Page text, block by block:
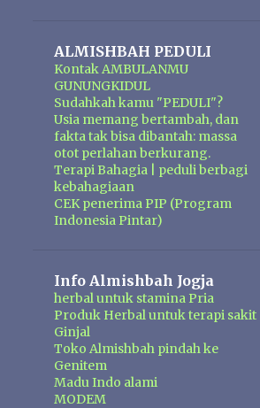
ALMISHBAH PEDULI
Kontak AMBULANMU
GUNUNGKIDUL
Sudahkah kamu "PEDULI"?
Usia memang bertambah, dan
fakta tak bisa dibantah: massa
otot perlahan berkurang.
Terapi Bahagia | peduli berbagi
kebahagiaan
CEK penerima PIP (Program
Indonesia Pintar)
Info Almishbah Jogja
herbal untuk stamina Pria
Produk Herbal untuk terapi sakit
Ginjal
Toko Almishbah pindah ke
Genitem
Madu Indo alami
MODEM